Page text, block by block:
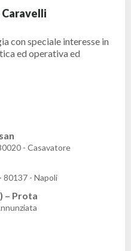
con speciale interesse in
ed operativa ed
- Casavatore
80137 - Napoli
– Prota